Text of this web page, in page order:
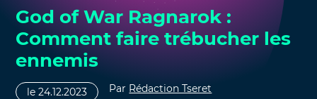
God of War Ragnarok :
Comment faire trébucher les
ennemis
le 24.12.2023 Par Rédaction Tseret